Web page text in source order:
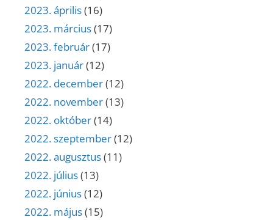
2023. április(16)
2023. március(17)
2023. február(17)
2023. január(12)
2022. december(12)
2022. november(13)
2022. október(14)
2022. szeptember(12)
2022. augusztus(11)
2022. július(13)
2022. június(12)
2022. május(15)